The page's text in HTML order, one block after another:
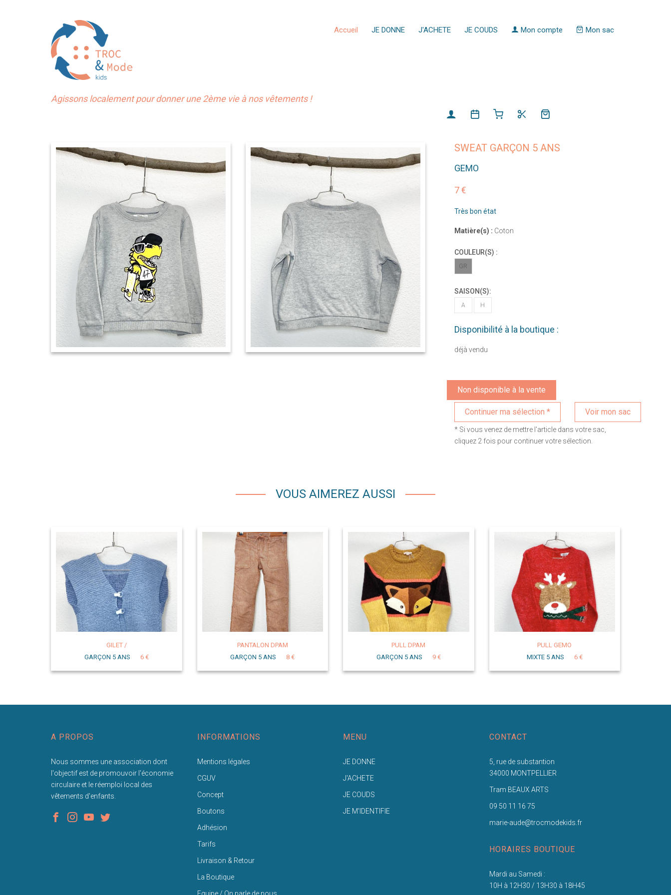
Accueil JE DONNE J'ACHETE JE COUDS Mon compte Mon sac
Agissons localement pour donner une 2ème vie à nos vêtements !
SWEAT GARÇON 5 ANS
GEMO
7 €
Très bon état
Matière(s) : Coton
COULEUR(S) :
GR
SAISON(S):
A H
Disponibilité à la boutique :
déjà vendu
Non disponible à la vente
Voir mon sac
* Si vous venez de mettre l'article dans votre sac,
cliquez 2 fois pour continuer votre sélection.
VOUS AIMEREZ AUSSI
GILET /
GARÇON 5 ANS
6 €
PANTALON DPAM
GARÇON 5 ANS
8 €
PULL DPAM
GARÇON 5 ANS
9 €
PULL GEMO
MIXTE 5 ANS
6 €
A PROPOS
Nous sommes une association dont
l'objectif est de promouvoir l'économie
circulaire et le réemploi local des
vêtements d'enfants.
INFORMATIONS
Mentions légales
CGUV
Concept
Boutons
Adhésion
Tarifs
Livraison & Retour
La Boutique
MENU
JE DONNE
J'ACHETE
JE COUDS
JE M'IDENTIFIE
CONTACT
5, rue de substantion
34000 MONTPELLIER
Tram BEAUX ARTS
09 50 11 16 75
marie-aude@trocmodekids.fr
HORAIRES BOUTIQUE
Mardi au Samedi :
10H à 12H30 / 13H30 à 18H45